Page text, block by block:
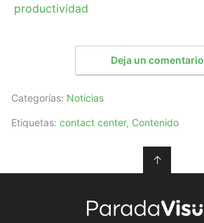
productividad
Deja un comentario
Categorías: Noticias
Etiquetas: contact center, Contenido
↑